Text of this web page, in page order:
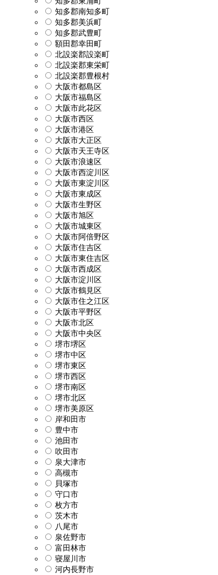
知多郡南知多町
知多郡美浜町
知多郡武豊町
額田郡幸田町
北設楽郡設楽町
北設楽郡東栄町
北設楽郡豊根村
大阪市都島区
大阪市福島区
大阪市此花区
大阪市西区
大阪市港区
大阪市大正区
大阪市天王寺区
大阪市浪速区
大阪市西淀川区
大阪市東淀川区
大阪市東成区
大阪市生野区
大阪市旭区
大阪市城東区
大阪市阿倍野区
大阪市住吉区
大阪市東住吉区
大阪市西成区
大阪市淀川区
大阪市鶴見区
大阪市住之江区
大阪市平野区
大阪市北区
大阪市中央区
堺市堺区
堺市中区
堺市東区
堺市西区
堺市南区
堺市北区
堺市美原区
岸和田市
豊中市
池田市
吹田市
泉大津市
高槻市
貝塚市
守口市
枚方市
茨木市
八尾市
泉佐野市
富田林市
寝屋川市
河内長野市